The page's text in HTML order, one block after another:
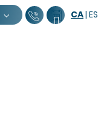
93 805 04
CA| ES